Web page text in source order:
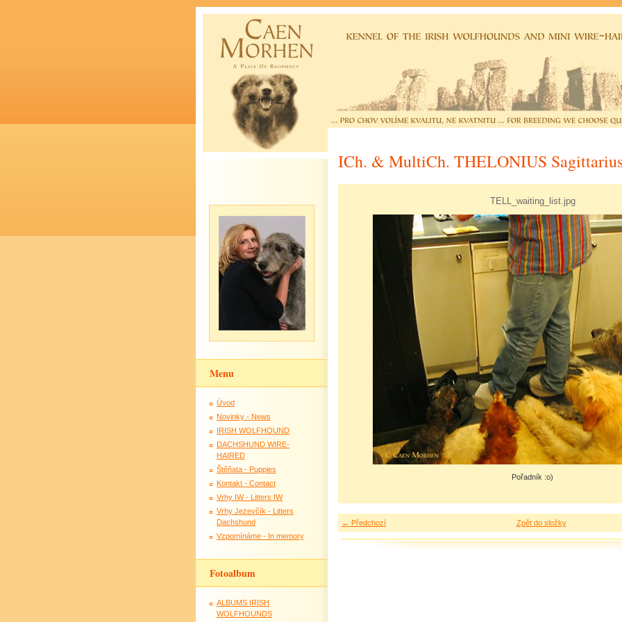
ICh. & MultiCh. THELONIUS
TELL_waiting_list.jpg
Pořadník :o)
← Předchozí Zpět do složky
Menu
Úvod
Novinky - News
IRISH WOLFHOUND
DACHSHUND WIRE-
HAIRED
Štěňata - Puppies
Kontakt - Contact
Vrhy IW - Litters IW
Vrhy Jezevčík - Litters
Dachshund
Vzpomínáme - In memory
Fotoalbum
ALBUMS IRISH
WOLFHOUNDS